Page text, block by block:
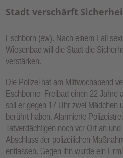
Stadt verschärft
Eschborn (ew). Nach einem Fall
Wiesenbad will die Stadt die
verstärken.
Die Polizei hat am Mittwochabend
Eschborner Freibad einen 22 Jahre
soll er gegen 17 Uhr zwei Mädchen
berührt haben. Alarmierte
Tatverdächtigen noch vor Ort an
Abschluss der polizeilichen
entlassen. Gegen ihn wurde ein
N Z
R
F
K
TI
O
N
E
N